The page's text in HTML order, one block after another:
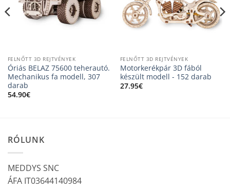
FELNŐTT 3D REJTVÉNYEK
Óriás BELAZ 75600 teherautó.
Mechanikus fa modell, 307
darab
54.90€
FELNŐTT 3D REJTVÉNYEK
Motorkerékpár 3D fából
készült modell - 152 darab
27.95€
RÓLUNK
MEDDYS SNC
ÁFA IT03644140984